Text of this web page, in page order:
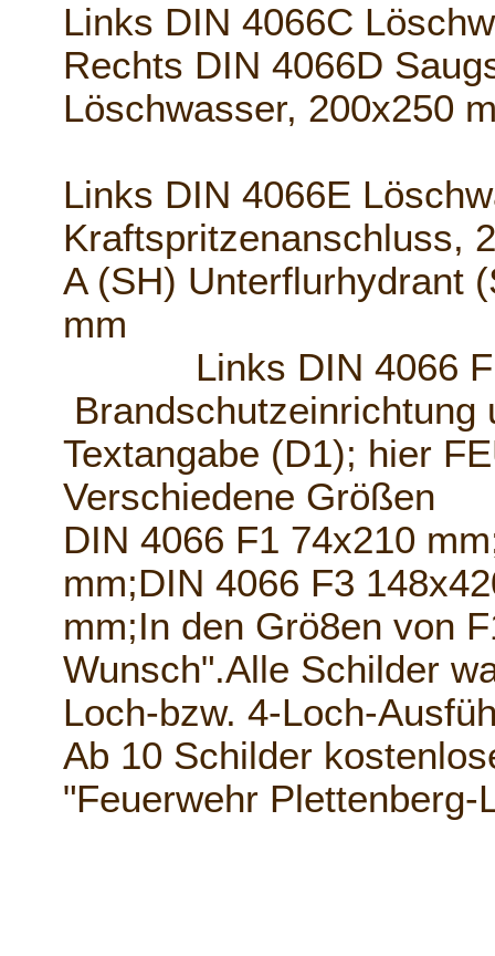
Links DIN 4066C
Rechts DIN 4066D
Löschwasser, 200x250
Links DIN 4066E
Kraftspritzenanschluss,
A (SH) Unterflurhydrant
mm
Links DIN 4066
Textangabe (D1); hier
Verschiedene Größen
DIN 4066 F1 74x210
mm;DIN 4066 F3
mm;In den Grö8en von
Wunsch".Alle Schilder
Loch-bzw. 4-Loch-
Ab 10 Schilder
"Feuerwehr Plettenberg-